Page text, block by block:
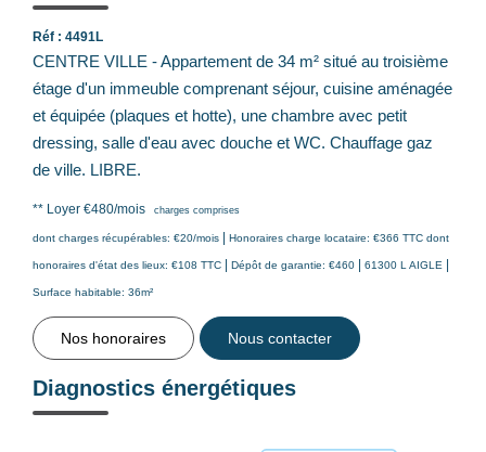
Réf : 4491L
CENTRE VILLE - Appartement de 34 m² situé au troisième
étage d'un immeuble comprenant séjour, cuisine aménagée
et équipée (plaques et hotte), une chambre avec petit
dressing, salle d'eau avec douche et WC. Chauffage gaz
de ville. LIBRE.
** Loyer €480/mois charges comprises
dont charges récupérables: €20/mois | Honoraires charge locataire: €366 TTC dont
honoraires d'état des lieux: €108 TTC | Dépôt de garantie: €460 | 61300 L AIGLE |
Surface habitable: 36m²
Nos honoraires Nous contacter
Diagnostics énergétiques